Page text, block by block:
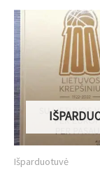
Išparduotuvė